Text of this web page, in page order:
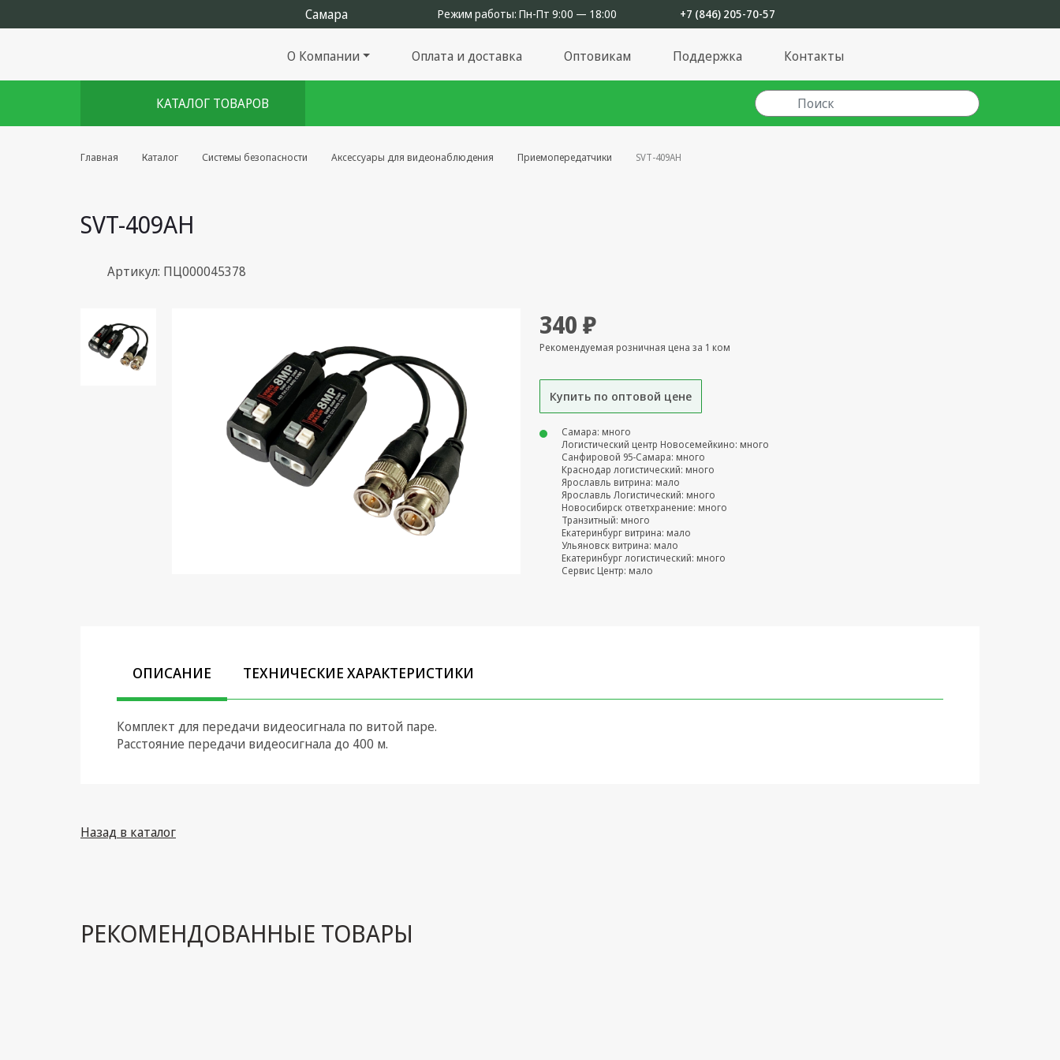
Режим работы: Пн-Пт 9:00 — 18:00 +7 (846) 205-70-57
О Компании Оплата и доставка Оптовикам Поддержка Контакты
КАТАЛОГ ТОВАРОВ
Комплекты августа
Android TV приставки
Спутниковое оборудование
Кронштейны под ТВ, ЖК, СВЧ
Кабельная продукция
Усиление Интернет сигнала
3G/4G и Сотовой связи
оборудование и Телефония
Климатическая техника
Товары для дома и Бытовая
техника
Главная Каталог Системы безопасности Аксессуары для видеонаблюдения Приемопередатчики SVT-409AH
SVT-409AH
Артикул: ПЦ000045378
340 ₽
Рекомендуемая розничная цена за 1 ком
Купить по оптовой цене
Самара: много
Логистический центр Новосемейкино: много
Санфировой 95-Самара: много
Краснодар логистический: много
Ярославль витрина: мало
Ярославль Логистический: много
Новосибирск ответхранение: много
Транзитный: много
Екатеринбург витрина: мало
Ульяновск витрина: мало
Екатеринбург логистический: много
Сервис Центр: мало
ОПИСАНИЕ ТЕХНИЧЕСКИЕ ХАРАКТЕРИСТИКИ
Комплект для передачи видеосигнала по витой паре.
Расстояние передачи видеосигнала до 400 м.
Назад в каталог
РЕКОМЕНДОВАННЫЕ ТОВАРЫ